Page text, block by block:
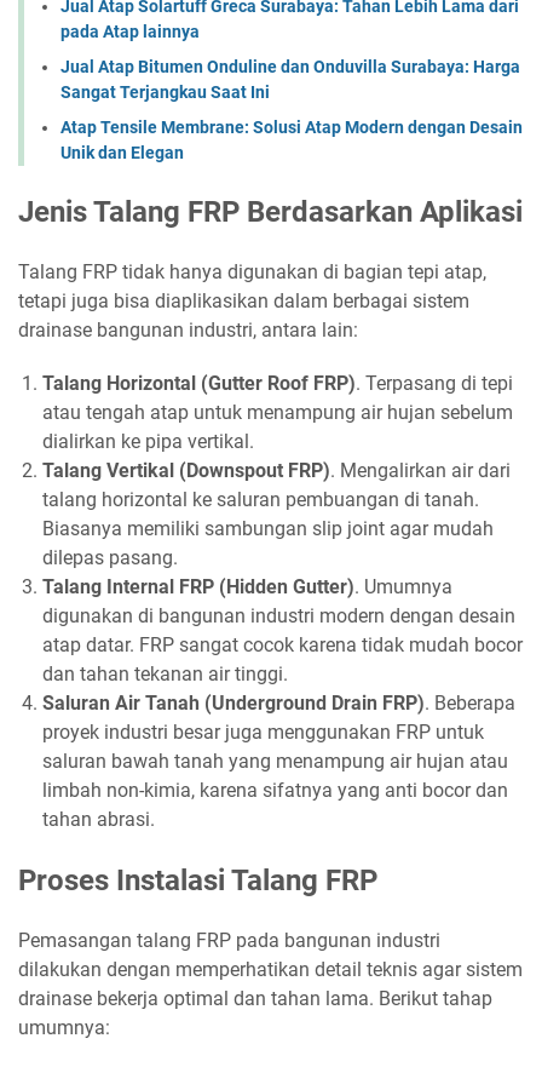
Jual Atap Solartuff Greca Surabaya: Tahan Lebih Lama dari
pada Atap lainnya
Jual Atap Bitumen Onduline dan Onduvilla Surabaya: Harga
Sangat Terjangkau Saat Ini
Atap Tensile Membrane: Solusi Atap Modern dengan Desain
Unik dan Elegan
Jenis Talang FRP Berdasarkan Aplikasi
Talang FRP tidak hanya digunakan di bagian tepi atap,
tetapi juga bisa diaplikasikan dalam berbagai sistem
drainase bangunan industri, antara lain:
Talang Horizontal (Gutter Roof FRP). Terpasang di tepi
atau tengah atap untuk menampung air hujan sebelum
dialirkan ke pipa vertikal.
Talang Vertikal (Downspout FRP). Mengalirkan air dari
talang horizontal ke saluran pembuangan di tanah.
Biasanya memiliki sambungan slip joint agar mudah
dilepas pasang.
Talang Internal FRP (Hidden Gutter). Umumnya
digunakan di bangunan industri modern dengan desain
atap datar. FRP sangat cocok karena tidak mudah bocor
dan tahan tekanan air tinggi.
Saluran Air Tanah (Underground Drain FRP). Beberapa
proyek industri besar juga menggunakan FRP untuk
saluran bawah tanah yang menampung air hujan atau
limbah non-kimia, karena sifatnya yang anti bocor dan
tahan abrasi.
Proses Instalasi Talang FRP
Pemasangan talang FRP pada bangunan industri
dilakukan dengan memperhatikan detail teknis agar sistem
drainase bekerja optimal dan tahan lama. Berikut tahap
umumnya: